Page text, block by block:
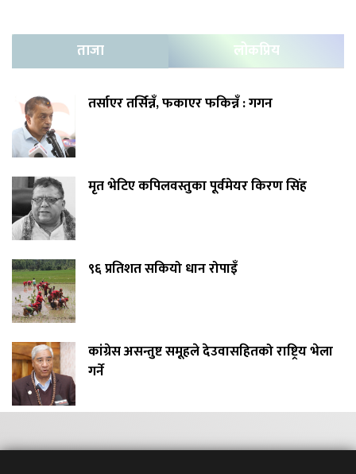
ताजा लोकप्रिय
तर्साएर तर्सिन्नँ, फकाएर फकिन्नँ : गगन
मृत भेटिए कपिलवस्तुका पूर्वमेयर किरण सिंह
९६ प्रतिशत सकियो धान रोपाइँ
कांग्रेस असन्तुष्ट समूहले देउवासहितको राष्ट्रिय भेला
गर्ने